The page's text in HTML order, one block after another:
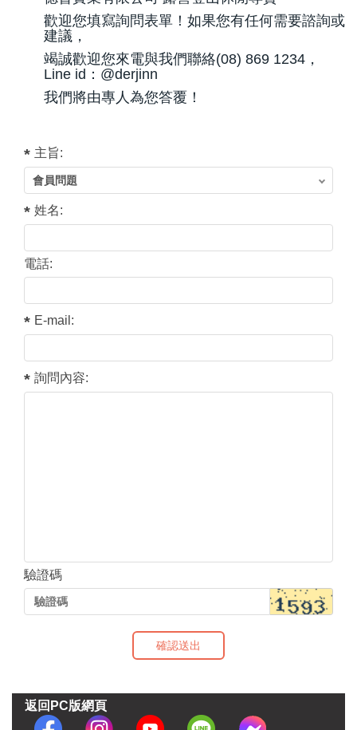
歡迎您填寫詢問表單！如果您有任何需要諮詢或
建議，
竭誠歡迎您來電與我們聯絡(08) 869 1234，
Line id：@derjinn
我們將由專人為您答覆！
主旨:
姓名:
電話:
E-mail:
詢問內容:
驗證碼
確認送出
返回PC版網頁